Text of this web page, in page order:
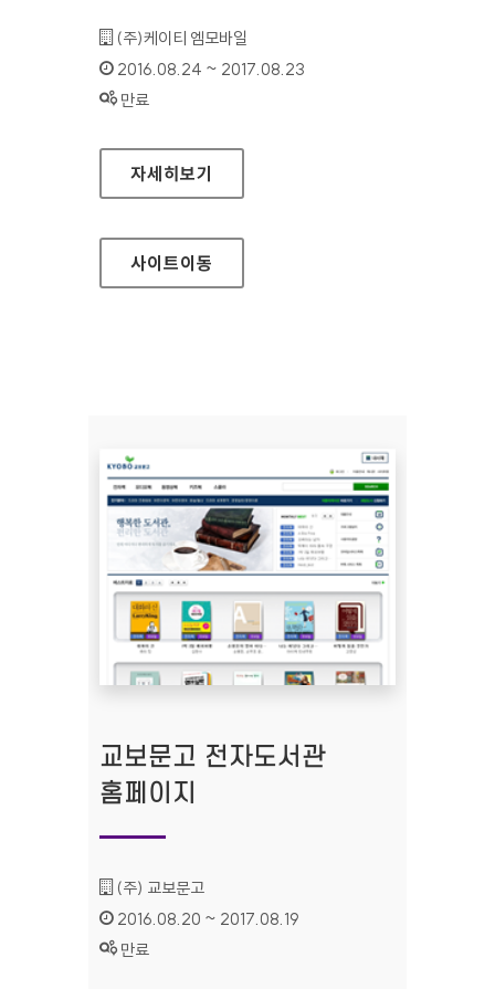
기관명 :
(주)케이티 엠모바일
인증기간 :
2016.08.24 ~ 2017.08.23
상태 :
만료
KT M MOBILE 대표 홈페이지
자세히보기
사이트이동
교보문고 전자도서관
홈페이지
기관명 :
(주) 교보문고
인증기간 :
2016.08.20 ~ 2017.08.19
상태 :
만료